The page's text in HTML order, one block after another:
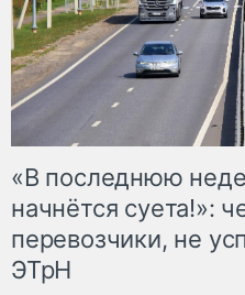
«В последнюю
начнётся суета!»:
перевозчики, не
ЭТрН